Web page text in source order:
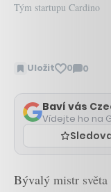
Tým startupu Cardino
Uložit 0 0
Zobrazit
Baví vás
Vídejte ho na
Bývalý mistr